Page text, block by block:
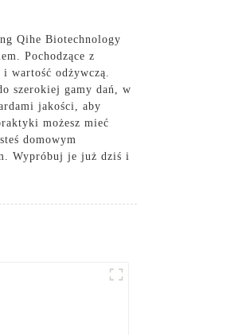
Qihe Biotechnology
Pochodzące z
wartość odżywczą.
szerokiej gamy dań, w
jakości, aby
możesz mieć
domowym
Wypróbuj je już dziś i